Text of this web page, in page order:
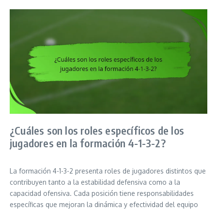
¿Cuáles son los roles específicos de los
jugadores en la formación 4-1-3-2?
La formación 4-1-3-2 presenta roles de jugadores distintos que
contribuyen tanto a la estabilidad defensiva como a la
capacidad ofensiva. Cada posición tiene responsabilidades
específicas que mejoran la dinámica y efectividad del equipo